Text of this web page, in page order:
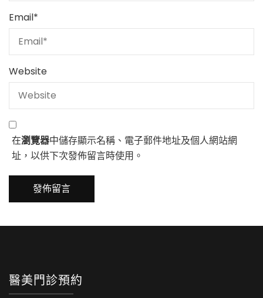
Email*
Website
在瀏覽器中儲存顯示名稱、電子郵件地址及個人網站網
址，以供下次發佈留言時使用。
醫美門診預約